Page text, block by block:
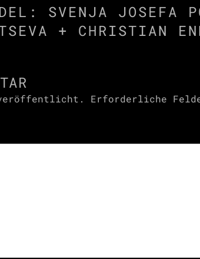
SVENJA JOSEFA
+ CHRISTIAN
Erforderliche